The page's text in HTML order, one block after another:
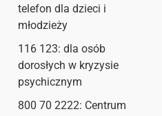
telefon dla dzieci i
młodzieży
116 123: dla osób
dorosłych w kryzysie
psychicznym
800 70 2222: Centrum